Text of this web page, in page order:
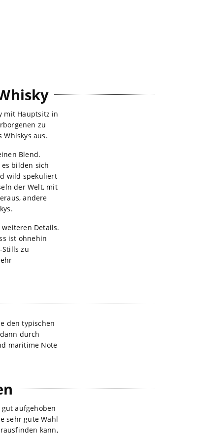
mit Hauptsitz in
zu
aus.
Blend.
bilden sich
wild spekuliert
der Welt, mit
andere
Details.
ist ohnehin
zu
den typischen
durch
maritime Note
aufgehoben
sehr gute Wahl
kann,